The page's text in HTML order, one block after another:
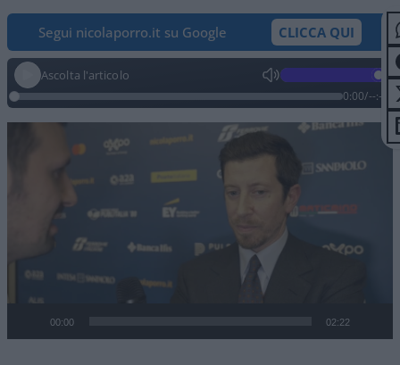
Segui nicolaporro.it su Google CLICCA QUI
Ascolta l'articolo
0:00/--:--
00:00 02:22